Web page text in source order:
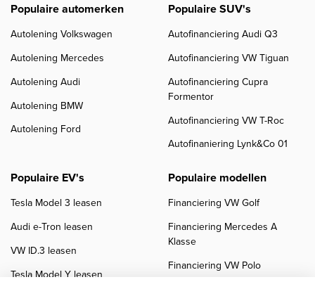
Populaire automerken
Autolening Volkswagen
Autolening Mercedes
Autolening Audi
Autolening BMW
Autolening Ford
Populaire SUV's
Autofinanciering Audi Q3
Autofinanciering VW Tiguan
Autofinanciering Cupra
Formentor
Autofinanciering VW T-Roc
Autofinaniering Lynk&Co 01
Populaire EV's
Tesla Model 3 leasen
Audi e-Tron leasen
VW ID.3 leasen
Tesla Model Y leasen
Populaire modellen
Financiering VW Golf
Financiering Mercedes A
Klasse
Financiering VW Polo